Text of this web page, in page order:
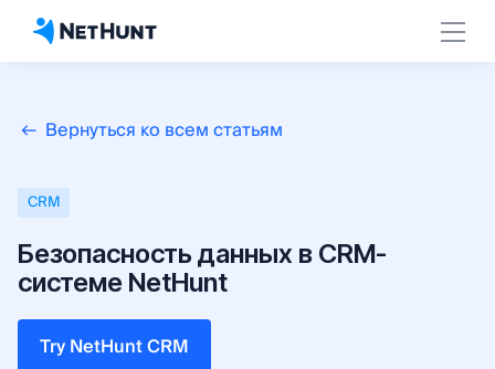
Вернуться ко всем статьям
СRM
Безопасность данных в CRM-
системе NetHunt
Try NetHunt CRM